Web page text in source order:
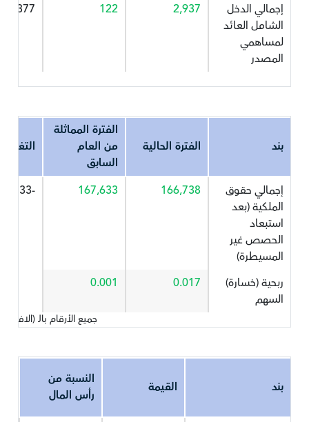
إجمالي الدخل
الشامل العائد
لمساهمي
المصدر
2,937
122
بند الفترة الحالية
الفترة المماثلة
من العام
السابق
التغير%
إجمالي حقوق
الملكية (بعد
استبعاد
الحصص غير
المسيطرة)
166,738
167,633
-0.533
ربحية (خسارة)
السهم
0.017
0.001
جميع الأرقام بالـ
بند القيمة
النسبة من
رأس المال